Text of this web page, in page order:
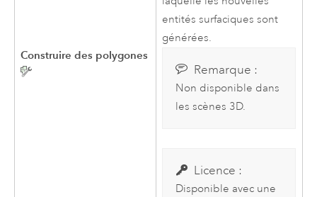
Construire des polygones
entités surfaciques sont
générées.
Remarque :
Non disponible dans
les scènes 3D.
Licence :
Disponible avec une